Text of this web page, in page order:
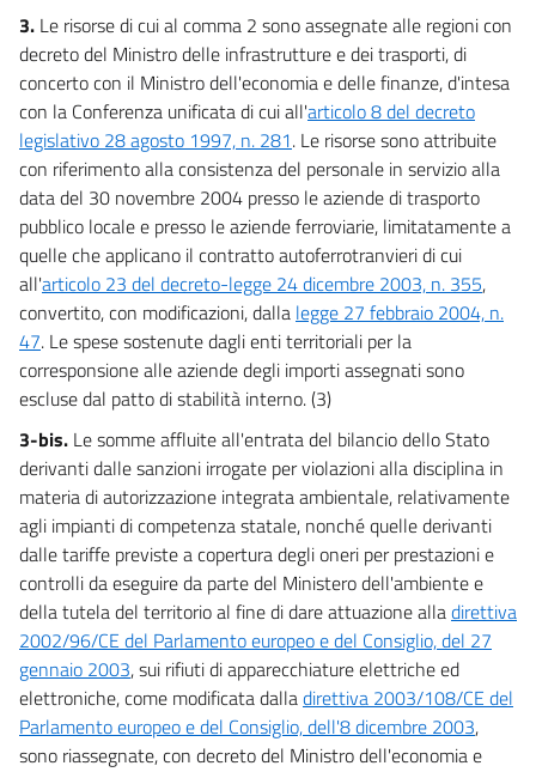
3. Le risorse di cui al comma 2 sono assegnate alle regioni con
decreto del Ministro delle infrastrutture e dei trasporti, di
concerto con il Ministro dell'economia e delle finanze, d'intesa
con la Conferenza unificata di cui all'articolo 8 del decreto
legislativo 28 agosto 1997, n. 281. Le risorse sono attribuite
con riferimento alla consistenza del personale in servizio alla
data del 30 novembre 2004 presso le aziende di trasporto
pubblico locale e presso le aziende ferroviarie, limitatamente a
quelle che applicano il contratto autoferrotranvieri di cui
all'articolo 23 del decreto-legge 24 dicembre 2003, n. 355,
convertito, con modificazioni, dalla legge 27 febbraio 2004, n.
47. Le spese sostenute dagli enti territoriali per la
corresponsione alle aziende degli importi assegnati sono
escluse dal patto di stabilità interno. (3)
3-bis. Le somme affluite all'entrata del bilancio dello Stato
derivanti dalle sanzioni irrogate per violazioni alla disciplina in
materia di autorizzazione integrata ambientale, relativamente
agli impianti di competenza statale, nonché quelle derivanti
dalle tariffe previste a copertura degli oneri per prestazioni e
controlli da eseguire da parte del Ministero dell'ambiente e
della tutela del territorio al fine di dare attuazione alladirettiva
2002/96/CE del Parlamento europeo e del Consiglio, del 27
gennaio 2003, sui rifiuti di apparecchiature elettriche ed
elettroniche, come modificata dalladirettiva 2003/108/CE del
Parlamento europeo e del Consiglio, dell'8 dicembre 2003,
sono riassegnate, con decreto del Ministro dell'economia e